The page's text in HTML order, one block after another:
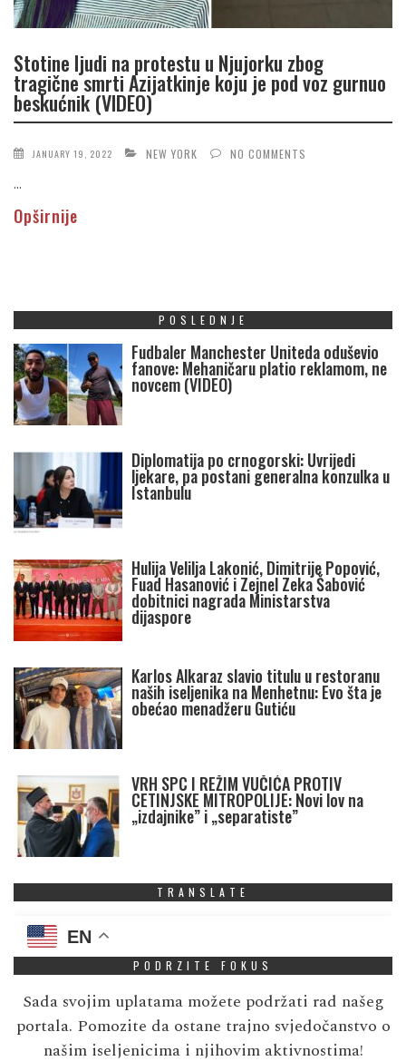
Stotine ljudi na protestu u Njujorku zbog
tragične smrti Azijatkinje koju je pod voz gurnuo
beskućnik (VIDEO)
JANUARY 19, 2022 NEW YORK NO COMMENTS
...
Opširnije
POSLEDNJE
Fudbaler Manchester Uniteda oduševio
fanove: Mehaničaru platio reklamom, ne
novcem (VIDEO)
Diplomatija po crnogorski: Uvrijedi
ljekare, pa postani generalna konzulka u
Istanbulu
Hulija Velilja Lakonić, Dimitrije Popović,
Fuad Hasanović i Zejnel Zeka Šabović
dobitnici nagrada Ministarstva
dijaspore
Karlos Alkaraz slavio titulu u restoranu
naših iseljenika na Menhetnu: Evo šta je
obećao menadžeru Gutiću
VRH SPC I REŽIM VUČIĆA PROTIV
CETINJSKE MITROPOLIJE: Novi lov na
„izdajnike” i „separatiste”
TRANSLATE
EN
PODRZITE FOKUS
Sada svojim uplatama možete podržati rad našeg
portala. Pomozite da ostane trajno svjedočanstvo o
našim iseljenicima i njihovim aktivnostima!